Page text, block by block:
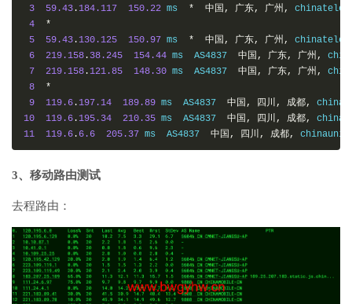
3 59.43 . 184.117 150.22 ms * 中国, 广东, 广州,
4
*
5
59.43 . 130.125 150.97 ms * 中国, 广东, 广州,
6
219.158 . 38.245 154.44 ms  AS4837 中国, 广东, 广州,
7
219.158 . 121.85 148.30 ms  AS4837 中国, 广东, 广州,
8
*
9
119.6 . 197.14 189.89 ms  AS4837 中国, 四川, 成都,
10
119.6 . 195.34 210.35 ms  AS4837 中国, 四川, 成都,
11
119.6 . 6.6 205.37 ms  AS4837 中国, 四川, 成都,
3、移动路由测试
去程路由：